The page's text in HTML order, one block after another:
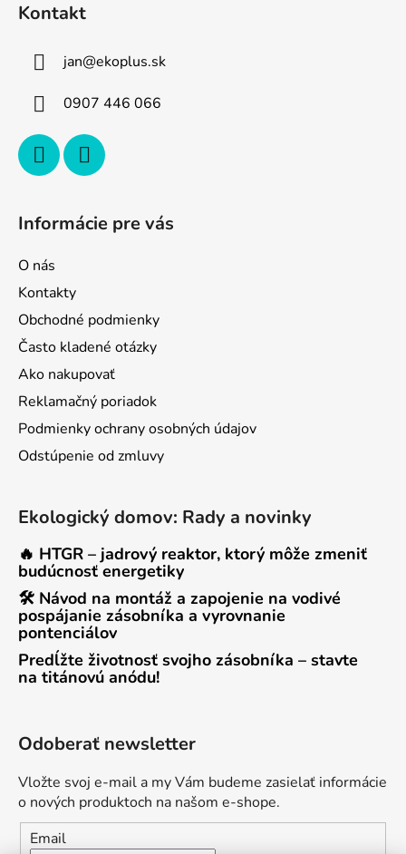
Kontakt
jan@ekoplus.sk
0907 446 066
Informácie pre vás
O nás
Kontakty
Obchodné podmienky
Často kladené otázky
Ako nakupovať
Reklamačný poriadok
Podmienky ochrany osobných údajov
Odstúpenie od zmluvy
Ekologický domov: Rady a novinky
🔥 HTGR – jadrový reaktor, ktorý môže zmeniť
budúcnosť energetiky
🛠 Návod na montáž a zapojenie na vodivé
pospájanie zásobníka a vyrovnanie
pontenciálov
Predĺžte životnosť svojho zásobníka – stavte
na titánovú anódu!
Odoberať newsletter
Vložte svoj e-mail a my Vám budeme zasielať informácie
o nových produktoch na našom e-shope.
Email